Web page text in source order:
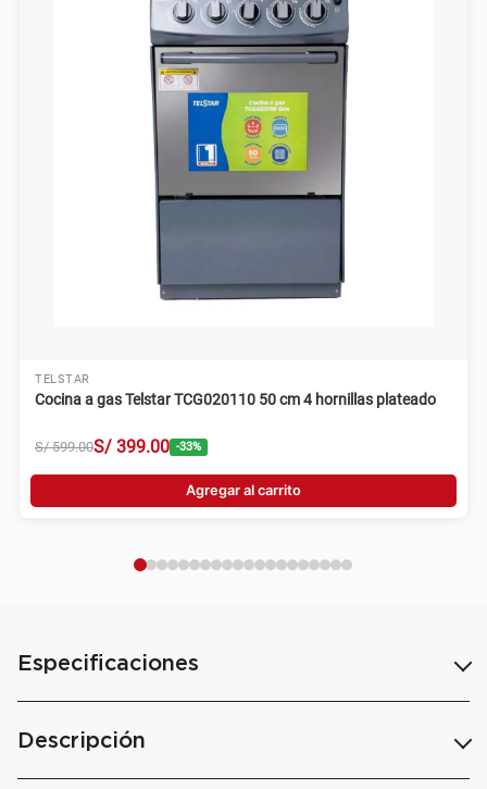
TELSTAR
Cocina a gas Telstar TCG020110 50 cm 4 hornillas plateado
S/ 599.00S/ 399.00 -33%
Agregar al carrito
Especificaciones
Descripción